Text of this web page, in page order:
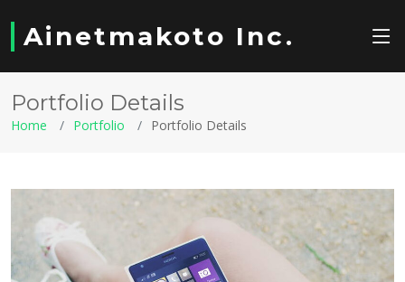
Ainetmakoto Inc.
Portfolio Details
Home Portfolio Portfolio Details